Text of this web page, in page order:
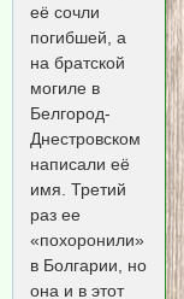
её сочли
погибшей, а
на братской
могиле в
Белгород-
Днестровском
написали её
имя. Третий
раз ее
«похоронили»
в Болгарии, но
она и в этот